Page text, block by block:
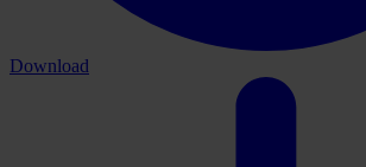
Download